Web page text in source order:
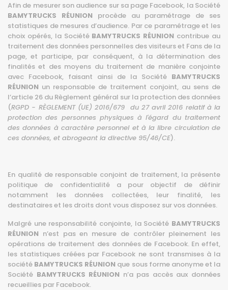
Afin de mesurer son audience sur sa page Facebook, la Société
BAMYTRUCKS RÉUNION procède au paramétrage de ses
statistiques de mesures d’audience. Par ce paramétrage et les
choix opérés, la Société BAMYTRUCKS RÉUNION contribue au
traitement des données personnelles des visiteurs et Fans de la
page, et participe, par conséquent, à la détermination des
finalités et des moyens du traitement de manière conjointe
avec Facebook, faisant ainsi de la Société BAMYTRUCKS
RÉUNION un responsable de traitement conjoint, au sens de
l’article 26 du Règlement général sur la protection des données
(RGPD - RÈGLEMENT (UE) 2016/679 du 27 avril 2016 relatif à la
protection des personnes physiques à l'égard du traitement
des données à caractère personnel et à la libre circulation de
ces données, et abrogeant la directive 95/46/CE).
En qualité de responsable conjoint de traitement, la présente
politique de confidentialité a pour objectif de définir
notamment les données collectées, leur finalité, les
destinataires et les droits dont vous disposez sur vos données.
Malgré une responsabilité conjointe, la Société BAMYTRUCKS
RÉUNION n’est pas en mesure de contrôler pleinement les
opérations de traitement des données de Facebook. En effet,
les statistiques créées par Facebook ne sont transmises à la
société BAMYTRUCKS RÉUNION que sous forme anonyme et la
Société BAMYTRUCKS RÉUNION n’a pas accès aux données
recueillies par Facebook.